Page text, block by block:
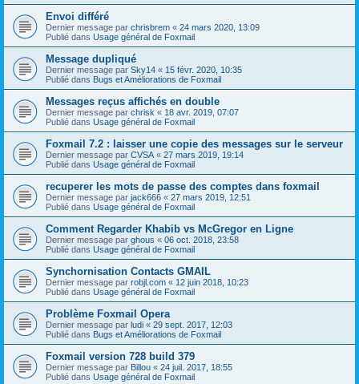
Envoi différé
Dernier message par chrisbrem « 24 mars 2020, 13:09
Publié dans Usage général de Foxmail
Message dupliqué
Dernier message par Sky14 « 15 févr. 2020, 10:35
Publié dans Bugs et Améliorations de Foxmail
Messages reçus affichés en double
Dernier message par chrisk « 18 avr. 2019, 07:07
Publié dans Usage général de Foxmail
Foxmail 7.2 : laisser une copie des messages sur le serveur
Dernier message par CVSA « 27 mars 2019, 19:14
Publié dans Usage général de Foxmail
recuperer les mots de passe des comptes dans foxmail
Dernier message par jack666 « 27 mars 2019, 12:51
Publié dans Usage général de Foxmail
Comment Regarder Khabib vs McGregor en Ligne
Dernier message par ghous « 06 oct. 2018, 23:58
Publié dans Usage général de Foxmail
Synchornisation Contacts GMAIL
Dernier message par robjl.com « 12 juin 2018, 10:23
Publié dans Usage général de Foxmail
Problème Foxmail Opera
Dernier message par ludi « 29 sept. 2017, 12:03
Publié dans Bugs et Améliorations de Foxmail
Foxmail version 728 build 379
Dernier message par Billou « 24 juil. 2017, 18:55
Publié dans Usage général de Foxmail